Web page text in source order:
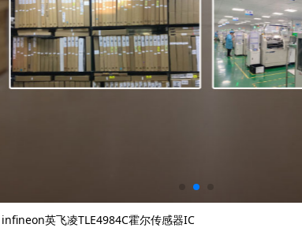
infineon英飞凌TLE4984C霍尔传感器IC